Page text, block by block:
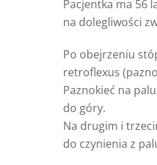
Pacjentka ma 56
na dolegliwości
Po obejrzeniu
retroflexus
Paznokieć na
do góry.
Na drugim i
do czynienia z